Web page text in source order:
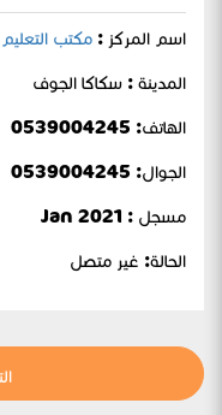
اسم المركز : مكتب
المدينة : سكاكا الجوف
الهاتف: 0539004245
الجوال:
مسجل : Jan 2021
الحالة: غير متصل